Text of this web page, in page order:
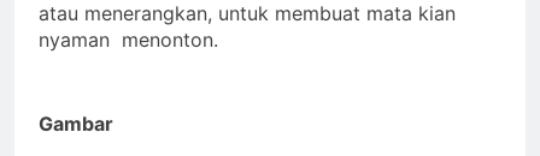
atau menerangkan, untuk membuat mata kian
nyaman menonton.
Gambar